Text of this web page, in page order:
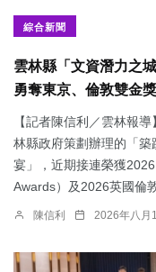
綜合新聞
雲林縣「文資潛力之
勇奪東京、倫敦雙金獎
【記者陳信利／雲林報
林縣政府策劃辦理的「
宴」，近期接連榮獲
Awards）及2026英國倫
陳信利 2026年八月